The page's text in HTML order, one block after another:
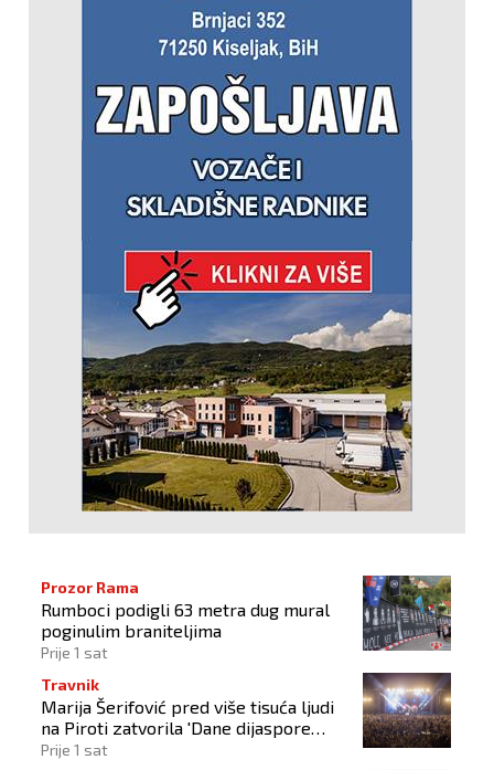
Prozor Rama
Rumboci podigli 63 metra dug mural
poginulim braniteljima
Prije 1 sat
Travnik
Marija Šerifović pred više tisuća ljudi
na Piroti zatvorila 'Dane dijaspore
2026'
Prije 1 sat